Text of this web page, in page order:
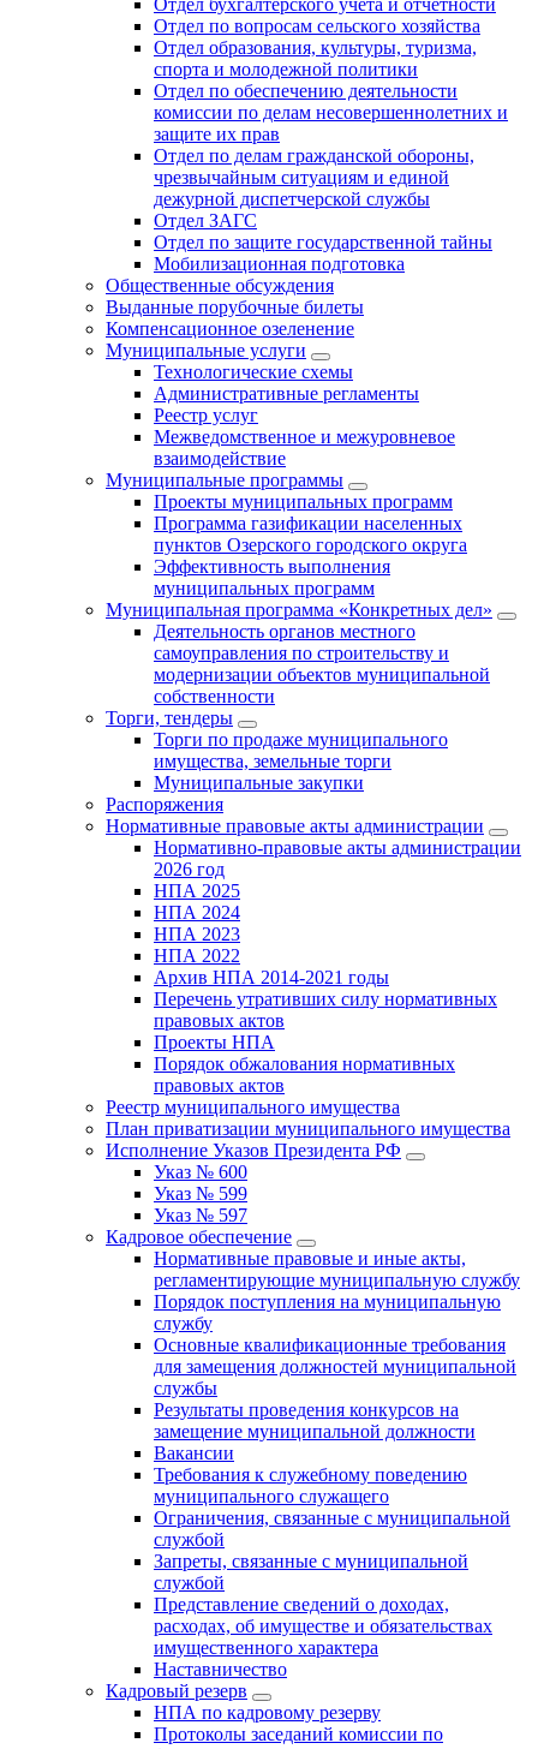
Отдел бухгалтерского учета и отчетности
Отдел по вопросам сельского хозяйства
Отдел образования, культуры, туризма,
спорта и молодежной политики
Отдел по обеспечению деятельности
комиссии по делам несовершеннолетних и
защите их прав
Отдел по делам гражданской обороны,
чрезвычайным ситуациям и единой
дежурной диспетчерской службы
Отдел ЗАГС
Отдел по защите государственной тайны
Мобилизационная подготовка
Общественные обсуждения
Выданные порубочные билеты
Компенсационное озеленение
Муниципальные услуги
Технологические схемы
Административные регламенты
Реестр услуг
Межведомственное и межуровневое
взаимодействие
Муниципальные программы
Проекты муниципальных программ
Программа газификации населенных
пунктов Озерского городского округа
Эффективность выполнения
муниципальных программ
Муниципальная программа «Конкретных дел»
Деятельность органов местного
самоуправления по строительству и
модернизации объектов муниципальной
собственности
Торги, тендеры
Торги по продаже муниципального
имущества, земельные торги
Муниципальные закупки
Распоряжения
Нормативные правовые акты администрации
Нормативно-правовые акты администрации
2026 год
НПА 2025
НПА 2024
НПА 2023
НПА 2022
Архив НПА 2014-2021 годы
Перечень утративших силу нормативных
правовых актов
Проекты НПА
Порядок обжалования нормативных
правовых актов
Реестр муниципального имущества
План приватизации муниципального имущества
Исполнение Указов Президента РФ
Указ № 600
Указ № 599
Указ № 597
Кадровое обеспечение
Нормативные правовые и иные акты,
регламентирующие муниципальную службу
Порядок поступления на муниципальную
службу
Основные квалификационные требования
для замещения должностей муниципальной
службы
Результаты проведения конкурсов на
замещение муниципальной должности
Вакансии
Требования к служебному поведению
муниципального служащего
Ограничения, связанные с муниципальной
службой
Запреты, связанные с муниципальной
службой
Представление сведений о доходах,
расходах, об имуществе и обязательствах
имущественного характера
Наставничество
Кадровый резерв
НПА по кадровому резерву
Протоколы заседаний комиссии по